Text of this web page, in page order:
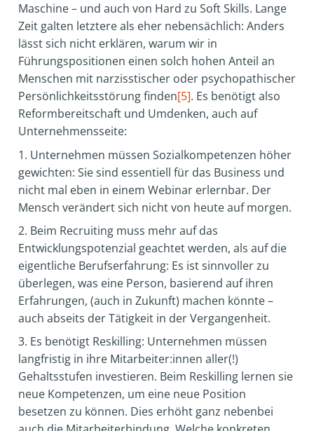
Maschine – und auch von Hard zu Soft Skills. Lange
Zeit galten letztere als eher nebensächlich: Anders
lässt sich nicht erklären, warum wir in
Führungspositionen einen solch hohen Anteil an
Menschen mit narzisstischer oder psychopathischer
Persönlichkeitsstörung finden[5]. Es benötigt also
Reformbereitschaft und Umdenken, auch auf
Unternehmensseite:
1. Unternehmen müssen Sozialkompetenzen höher
gewichten: Sie sind essentiell für das Business und
nicht mal eben in einem Webinar erlernbar. Der
Mensch verändert sich nicht von heute auf morgen.
2. Beim Recruiting muss mehr auf das
Entwicklungspotenzial geachtet werden, als auf die
eigentliche Berufserfahrung: Es ist sinnvoller zu
überlegen, was eine Person, basierend auf ihren
Erfahrungen, (auch in Zukunft) machen könnte –
auch abseits der Tätigkeit in der Vergangenheit.
3. Es benötigt Reskilling: Unternehmen müssen
langfristig in ihre Mitarbeiter:innen aller(!)
Gehaltsstufen investieren. Beim Reskilling lernen sie
neue Kompetenzen, um eine neue Position
besetzen zu können. Dies erhöht ganz nebenbei